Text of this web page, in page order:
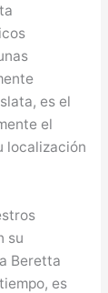
es el
el
localización
su
Beretta
es